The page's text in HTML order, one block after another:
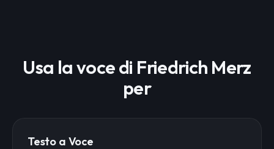
Usa la voce di Friedrich Merz
per
Testo a Voce